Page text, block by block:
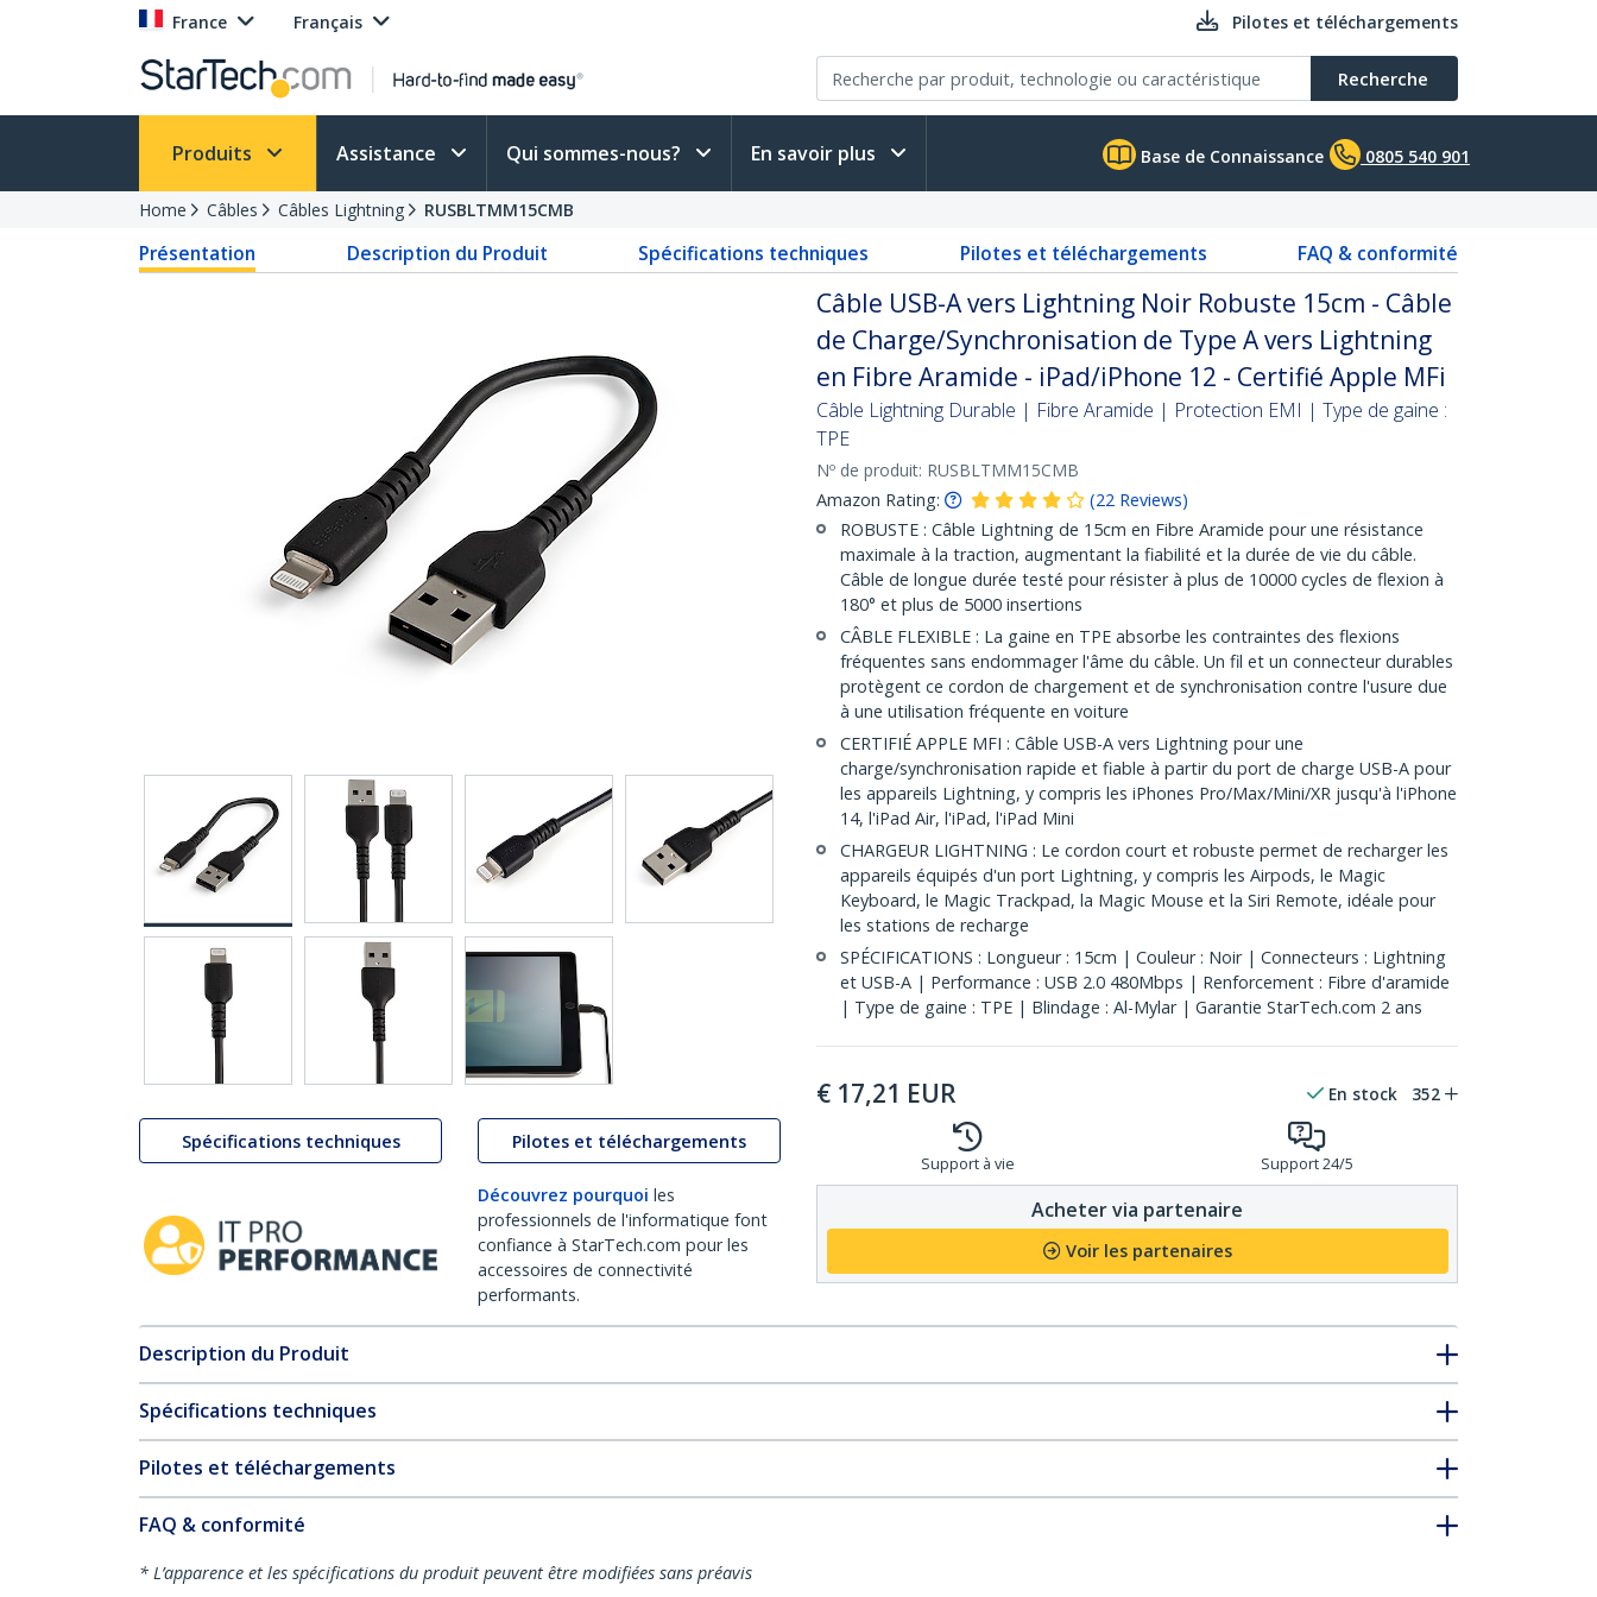
France Français Pilotes et téléchargements
Recherche
Produits Assistance Qui sommes-nous? En savoir plus Base de Connaissance 0805 540 901
Home Câbles Câbles Lightning RUSBLTMM15CMB
Présentation Description du Produit Spécifications techniques Pilotes et téléchargements FAQ & conformité
Spécifications techniques Pilotes et téléchargements
Découvrez pourquoi les
professionnels de l'informatique font
confiance à StarTech.com pour les
accessoires de connectivité
performants.
Câble USB-A vers Lightning Noir Robuste 15cm - Câble
de Charge/Synchronisation de Type A vers Lightning
en Fibre Aramide - iPad/iPhone 12 - Certifié Apple MFi
Câble Lightning Durable | Fibre Aramide | Protection EMI | Type de gaine :
TPE
Nº de produit: RUSBLTMM15CMB
Amazon Rating:
(22 Reviews)
ROBUSTE : Câble Lightning de 15cm en Fibre Aramide pour une résistance
maximale à la traction, augmentant la fiabilité et la durée de vie du câble.
Câble de longue durée testé pour résister à plus de 10000 cycles de flexion à
180° et plus de 5000 insertions
CÂBLE FLEXIBLE : La gaine en TPE absorbe les contraintes des flexions
fréquentes sans endommager l'âme du câble. Un fil et un connecteur durables
protègent ce cordon de chargement et de synchronisation contre l'usure due
à une utilisation fréquente en voiture
CERTIFIÉ APPLE MFI : Câble USB-A vers Lightning pour une
charge/synchronisation rapide et fiable à partir du port de charge USB-A pour
les appareils Lightning, y compris les iPhones Pro/Max/Mini/XR jusqu'à l'iPhone
14, l'iPad Air, l'iPad, l'iPad Mini
CHARGEUR LIGHTNING : Le cordon court et robuste permet de recharger les
appareils équipés d'un port Lightning, y compris les Airpods, le Magic
Keyboard, le Magic Trackpad, la Magic Mouse et la Siri Remote, idéale pour
les stations de recharge
SPÉCIFICATIONS : Longueur : 15cm | Couleur : Noir | Connecteurs : Lightning
et USB-A | Performance : USB 2.0 480Mbps | Renforcement : Fibre d'aramide
| Type de gaine : TPE | Blindage : Al-Mylar | Garantie StarTech.com 2 ans
€ 17,21 EUR En stock 352
Support à vie Support 24/5
Acheter via partenaire
Voir les partenaires
Description du Produit
Spécifications techniques
Pilotes et téléchargements
FAQ & conformité
* L’apparence et les spécifications du produit peuvent être modifiées sans préavis